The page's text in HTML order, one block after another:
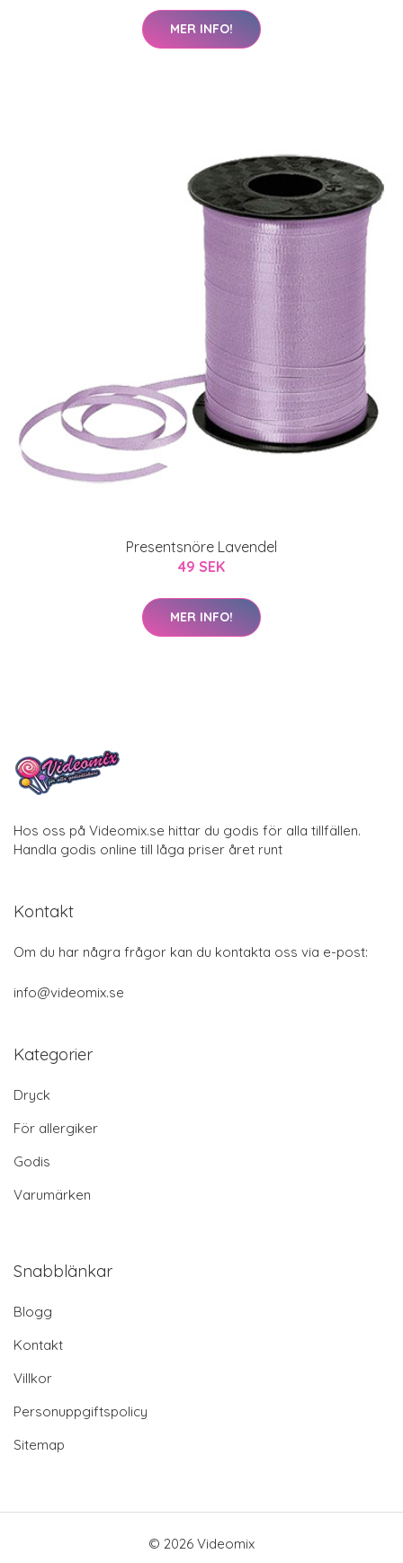
MER INFO!
Presentsnöre Lavendel
49 SEK
MER INFO!
Hos oss på Videomix.se hittar du godis för alla tillfällen.
Handla godis online till låga priser året runt
Kontakt
Om du har några frågor kan du kontakta oss via e-post:
info@videomix.se
Kategorier
Dryck
För allergiker
Godis
Varumärken
Snabblänkar
Blogg
Kontakt
Villkor
Personuppgiftspolicy
Sitemap
© 2026 Videomix